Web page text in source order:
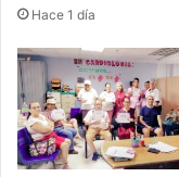
Hace 1 día